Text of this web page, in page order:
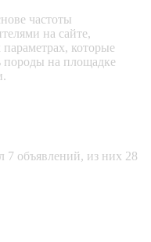
частоты
на сайте,
которые
породы на площадке
7 объявлений, из них 28